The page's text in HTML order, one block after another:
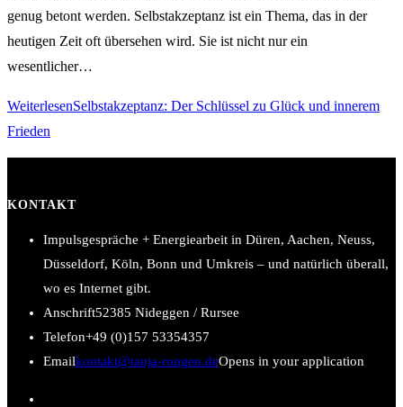
genug betont werden. Selbstakzeptanz ist ein Thema, das in der
heutigen Zeit oft übersehen wird. Sie ist nicht nur ein
wesentlicher…
WeiterlesenSelbstakzeptanz: Der Schlüssel zu Glück und innerem
Frieden
KONTAKT
Impulsgespräche + Energiearbeit in Düren, Aachen, Neuss,
Düsseldorf, Köln, Bonn und Umkreis – und natürlich überall,
wo es Internet gibt.
Anschrift52385 Nideggen / Rursee
Telefon+49 (0)157 53354357
Emailkontakt@tanja-rongen.deOpens in your application